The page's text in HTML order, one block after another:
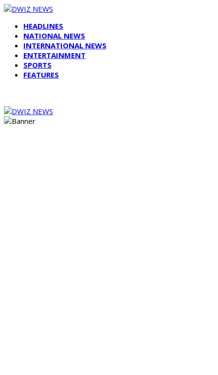
HEADLINES
NATIONAL NEWS
INTERNATIONAL NEWS
ENTERTAINMENT
SPORTS
FEATURES